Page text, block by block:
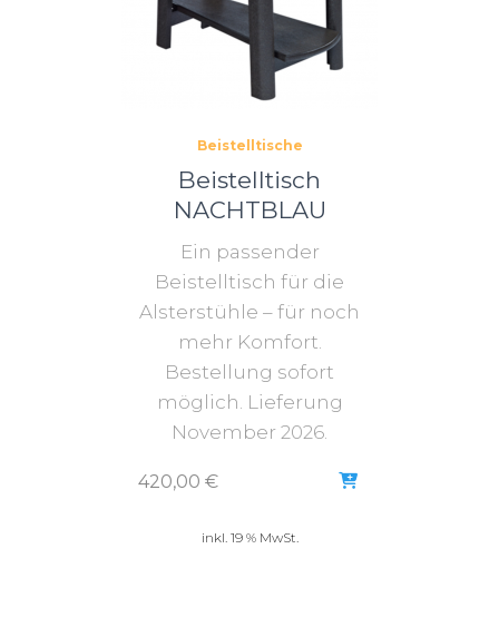
Beistelltische
Beistelltisch
NACHTBLAU
Ein passender
Beistelltisch für die
Alsterstühle – für noch
mehr Komfort.
Bestellung sofort
möglich. Lieferung
November 2026.
420,00 €
inkl. 19 % MwSt.